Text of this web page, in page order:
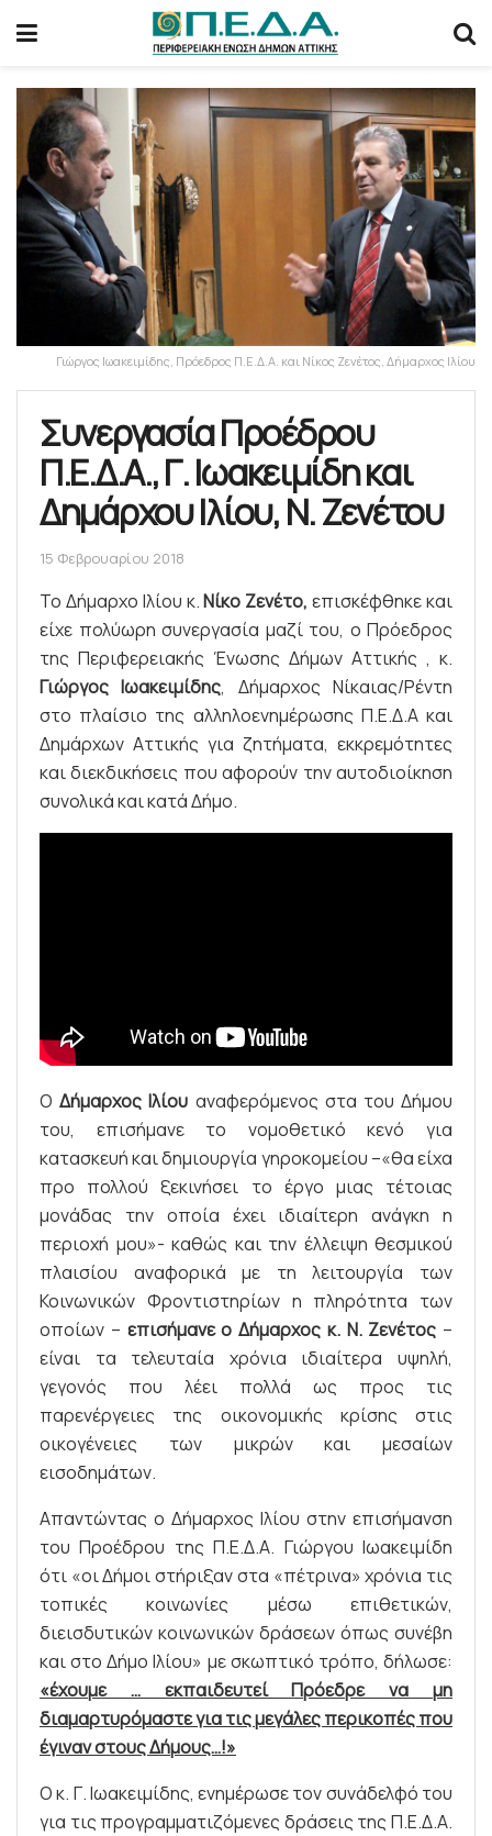
Γιώργος Ιωακειμίδης, Πρόεδρος Π.Ε.Δ.Α. και Νίκος Ζενέτος, Δήμαρχος Ιλίου
Συνεργασία Προέδρου
Π.Ε.Δ.Α., Γ. Ιωακειμίδη και
Δημάρχου Ιλίου, Ν. Ζενέτου
15 Φεβρουαρίου 2018
Το Δήμαρχο Ιλίου κ.Νίκο Ζενέτο, επισκέφθηκε και
είχε πολύωρη συνεργασία μαζί του, ο Πρόεδρος
της Περιφερειακής Ένωσης Δήμων Αττικής , κ.
Γιώργος Ιωακειμίδης, Δήμαρχος Νίκαιας/Ρέντη
στο πλαίσιο της αλληλοενημέρωσης Π.Ε.Δ.Α και
Δημάρχων Αττικής για ζητήματα, εκκρεμότητες
και διεκδικήσεις που αφορούν την αυτοδιοίκηση
συνολικά και κατά Δήμο.
ΟΔήμαρχος Ιλίου αναφερόμενος στα του Δήμου
του, επισήμανε το νομοθετικό κενό για
κατασκευή και δημιουργία γηροκομείου –«θα είχα
προ πολλού ξεκινήσει το έργο μιας τέτοιας
μονάδας την οποία έχει ιδιαίτερη ανάγκη η
περιοχή μου»- καθώς και την έλλειψη θεσμικού
πλαισίου αναφορικά με τη λειτουργία των
Κοινωνικών Φροντιστηρίων η πληρότητα των
οποίων – επισήμανε ο Δήμαρχος κ. Ν. Ζενέτος –
είναι τα τελευταία χρόνια ιδιαίτερα υψηλή,
γεγονός που λέει πολλά ως προς τις
παρενέργειες της οικονομικής κρίσης στις
οικογένειες των μικρών και μεσαίων
εισοδημάτων.
Απαντώντας ο Δήμαρχος Ιλίου στην επισήμανση
του Προέδρου της Π.Ε.Δ.Α. Γιώργου Ιωακειμίδη
ότι «οι Δήμοι στήριξαν στα «πέτρινα» χρόνια τις
τοπικές κοινωνίες μέσω επιθετικών,
διεισδυτικών κοινωνικών δράσεων όπως συνέβη
και στο Δήμο Ιλίου» με σκωπτικό τρόπο, δήλωσε:
«έχουμε … εκπαιδευτεί Πρόεδρε να μη
διαμαρτυρόμαστε για τις μεγάλες περικοπές που
έγιναν στους Δήμους…!»
Ο κ. Γ. Ιωακειμίδης, ενημέρωσε τον συνάδελφό του
για τις προγραμματιζόμενες δράσεις της Π.Ε.Δ.Α.